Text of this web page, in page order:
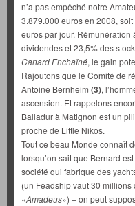
n’a pas empêché notre
3.879.000 euros en 2008,
euros par jour. Rémunération
dividendes et 23,5% des
Canard Enchaîné, le gain
Rajoutons que le Comité de
Antoine Bernheim (3),
ascension. Et rappelons
Balladur à Matignon est un
proche de Little Nikos.
Tout ce beau Monde connaît
lorsqu’on sait que Bernard
société qui fabrique des
(un Feadship vaut 30 millions
«Amadeus») – on peut